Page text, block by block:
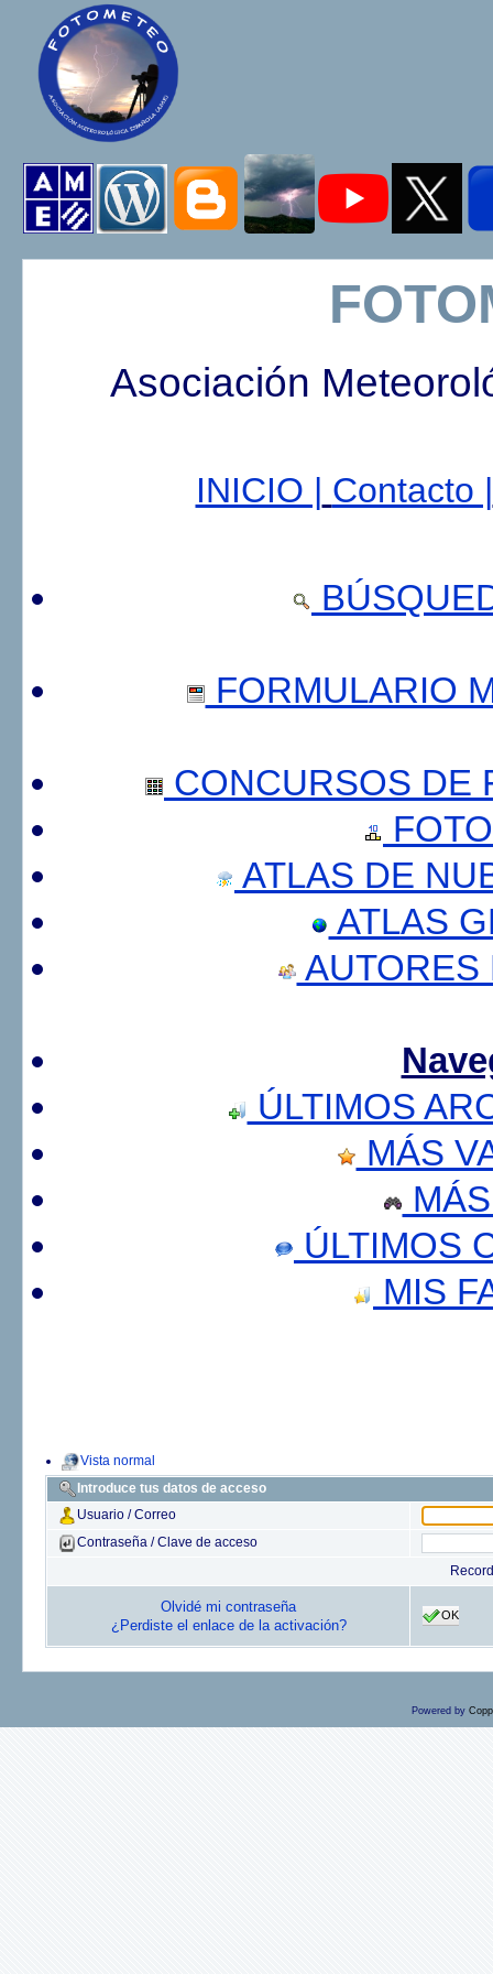
Asociación
INICIO | Contacto |
FORMULARIO
CONCURSOS DE
ATLAS DE
ATLAS
AUTORES
ÚLTIMOS
MÁS
ÚLTIMOS
MIS
Vista normal
Introduce tus datos de acceso
Usuario / Correo
Contraseña / Clave de acceso
Olvidé mi contraseña
¿Perdiste el enlace de la activación?
OK
Powered by